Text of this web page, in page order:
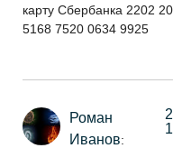
карту Сбербанка 2202
5168 7520 0634 9925
Роман
Иванов: